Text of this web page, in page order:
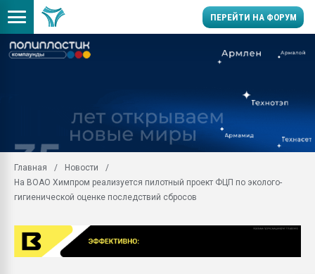
ПЕРЕЙТИ НА ФОРУМ
29.07.2026 ФРП помог
заводу пластмасс"
первый план в
Главная
Новости
На ВОАО Химпром реализуется пилотный проект ФЦП по эколого-
гигиенической оценке последствий сбросов